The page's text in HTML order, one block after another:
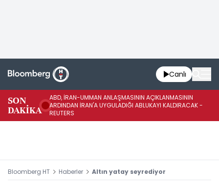
Canlı
SON
DAKİKA
ABD, İRAN-UMMAN ANLAŞMASININ AÇIKLANMASININ
ARDINDAN İRAN'A UYGULADIĞI ABLUKAYI KALDIRACAK -
REUTERS
Bloomberg HT Haberler Altın yatay seyrediyor